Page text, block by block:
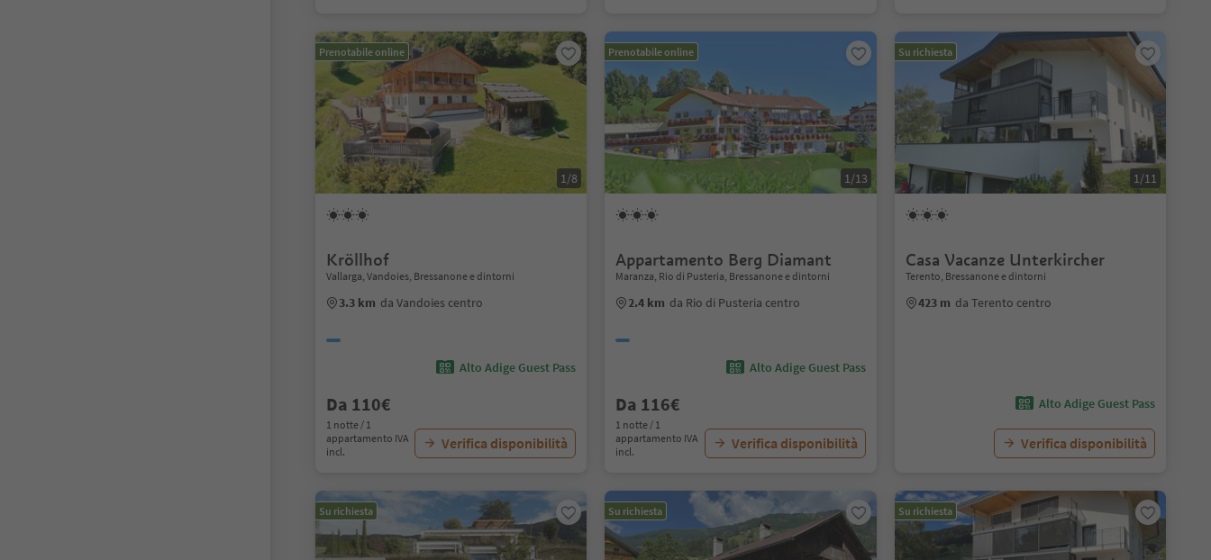
Prenotabile online
1/8
Kröllhof
Vallarga, Vandoies, Bressanone e dintorni
3.3 km da Vandoies centro
Alto Adige Guest Pass
Da 110€
1 notte / 1
appartamento IVA
incl.
Verifica disponibilità
Prenotabile online
1/13
Appartamento Berg Diamant
Maranza, Rio di Pusteria, Bressanone e dintorni
2.4 km da Rio di Pusteria centro
Alto Adige Guest Pass
Da 116€
1 notte / 1
appartamento IVA
incl.
Verifica disponibilità
Su richiesta
1/11
Casa Vacanze Unterkircher
Terento, Bressanone e dintorni
423 m da Terento centro
Alto Adige Guest Pass
Verifica disponibilità
Su richiesta Su richiesta Su richiesta